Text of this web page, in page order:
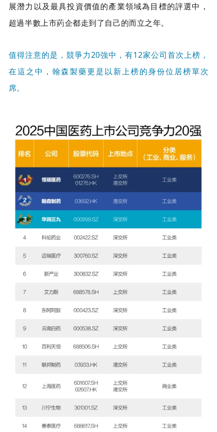
展潛力以及最具投資價值的產業領域為目標的評選中，
超過半數上市葯企都走到了自己的而立之年。
值得注意的是，競爭力20強中，有12家公司首次上榜，
在這之中，翰森製藥更是以新上榜的身份位居榜單次
席。